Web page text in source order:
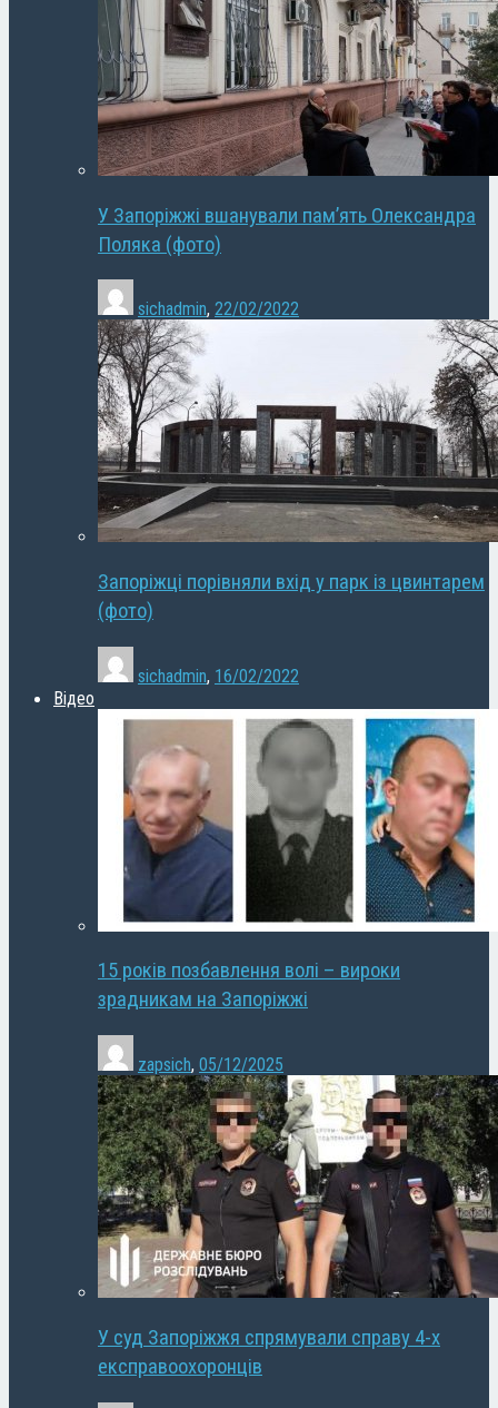
У Запоріжжі вшанували пам’ять Олександра
Поляка (фото)
sichadmin, 22/02/2022
Запоріжці порівняли вхід у парк із цвинтарем
(фото)
sichadmin, 16/02/2022
Відео
15 років позбавлення волі – вироки
зрадникам на Запоріжжі
zapsich, 05/12/2025
У суд Запоріжжя спрямували справу 4-х
експравоохоронців